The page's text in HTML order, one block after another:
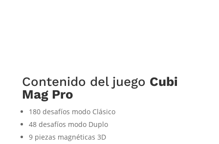
Contenido del juego Cubi
Mag Pro
180 desafíos modo Clásico
48 desafíos modo Duplo
9 piezas magnéticas 3D